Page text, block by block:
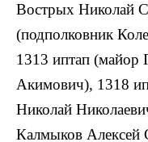
Вострых Николай
(подполковник
1313 иптап (майор
Акимович), 1318
Николай
Калмыков Алексей